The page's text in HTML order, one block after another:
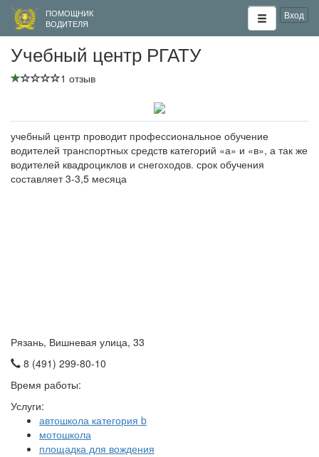
ПОМОЩНИК
ВОДИТЕЛЯ
Вход
Учебный центр РГАТУ
1 отзыв
учебный центр проводит профессиональное обучение
водителей транспортных средств категорий «а» и «в», а так же
водителей квадроциклов и снегоходов. срок обучения
составляет 3-3,5 месяца
Рязань, Вишневая улица, 33
8 (491) 299-80-10
Время работы:
Услуги:
автошкола категория b
мотошкола
площадка для вождения